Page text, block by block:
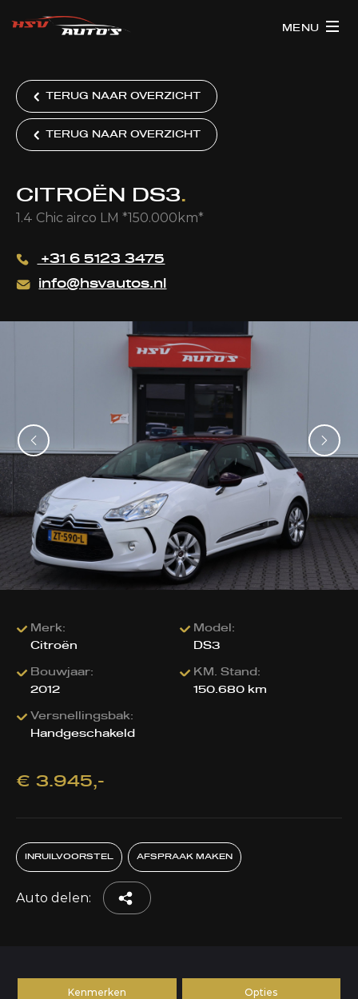
MENU
TERUG NAAR OVERZICHT
TERUG NAAR OVERZICHT
+31 6 5123 3475
info@hsvautos.nl
CITROËN DS3.
1.4 Chic airco LM *150.000km*
Merk:
Citroën
Model:
DS3
Bouwjaar:
2012
KM. Stand:
150.680 km
Versnellingsbak:
Handgeschakeld
€ 3.945,-
INRUILVOORSTEL AFSPRAAK MAKEN
Auto delen:
Kenmerken Opties